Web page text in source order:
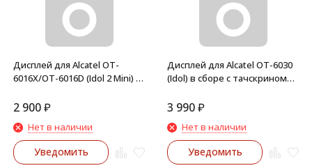
Дисплей для Alcatel OT-
6016X/OT-6016D (Idol 2 Mini) в
(Черный)
2 900₽
Нет в наличии
Уведомить
Дисплей для Alcatel OT-6030
(Idol) в сборе с тачскрином
3 990₽
Нет в наличии
Уведомить